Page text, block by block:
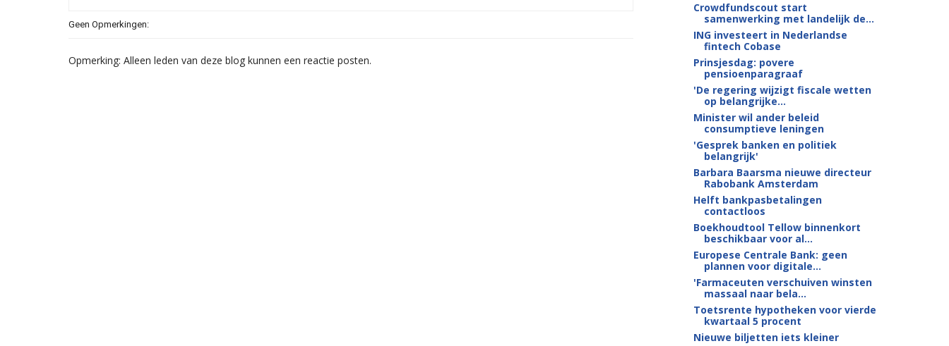
Geen Opmerkingen:
Opmerking: Alleen leden van deze blog kunnen een reactie posten.
Crowdfundscout start
samenwerking met landelijk de...
ING investeert in Nederlandse
fintech Cobase
Prinsjesdag: povere
pensioenparagraaf
'De regering wijzigt fiscale wetten
op belangrijke...
Minister wil ander beleid
consumptieve leningen
'Gesprek banken en politiek
belangrijk'
Barbara Baarsma nieuwe directeur
Rabobank Amsterdam
Helft bankpasbetalingen
contactloos
Boekhoudtool Tellow binnenkort
beschikbaar voor al...
Europese Centrale Bank: geen
plannen voor digitale...
'Farmaceuten verschuiven winsten
massaal naar bela...
Toetsrente hypotheken voor vierde
kwartaal 5 procent
Nieuwe biljetten iets kleiner